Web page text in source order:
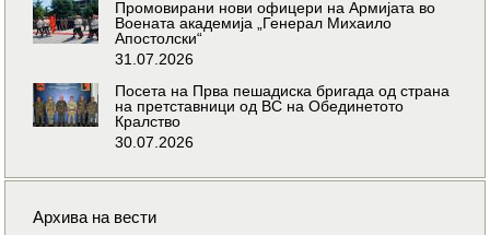
Промовирани нови офицери на Армијата во
Воената академија „Генерал Михаило
Апостолски“
31.07.2026
Посета на Прва пешадиска бригада од страна
на претставници од ВС на Обединетото
Кралство
30.07.2026
Архива на вести